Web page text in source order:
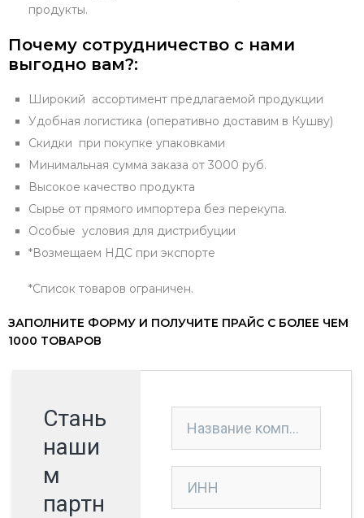
продукты.
Почему сотрудничество с нами
выгодно вам?:
Широкий ассортимент предлагаемой продукции
Удобная логистика (оперативно доставим в Кушву)
Скидки при покупке упаковками
Минимальная сумма заказа от 3000 руб.
Высокое качество продукта
Сырье от прямого импортера без перекупа.
Особые условия для дистрибуции
*Возмещаем НДС при экспорте
*Список товаров ограничен.
ЗАПОЛНИТЕ ФОРМУ И ПОЛУЧИТЕ ПРАЙС С БОЛЕЕ ЧЕМ
1000 ТОВАРОВ